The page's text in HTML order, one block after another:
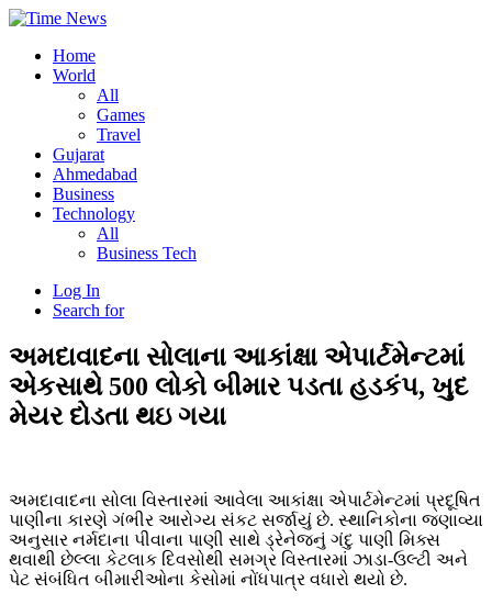
Home
World
All
Games
Travel
Gujarat
Ahmedabad
Business
Technology
All
Business Tech
Log In
Search for
અમદાવાદના સોલાના આકાંક્ષા એપાર્ટમેન્ટમાં
એકસાથે 500 લોકો બીમાર પડતા હડકંપ, ખુદ
મેયર દોડતા થઇ ગયા
અમદાવાદના સોલા વિસ્તારમાં આવેલા આકાંક્ષા એપાર્ટમેન્ટમાં પ્રદૂષિત
પાણીના કારણે ગંભીર આરોગ્ય સંકટ સર્જાયું છે. સ્થાનિકોના જણાવ્યા
અનુસાર નર્મદાના પીવાના પાણી સાથે ડ્રેનેજનું ગંદુ પાણી મિક્સ
થવાથી છેલ્લા કેટલાક દિવસોથી સમગ્ર વિસ્તારમાં ઝાડા-ઉલ્ટી અને
પેટ સંબંધિત બીમારીઓના કેસોમાં નોંધપાત્ર વધારો થયો છે.